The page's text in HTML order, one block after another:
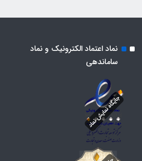
نماد اعتماد الکترونیک و نماد
ساماندهی